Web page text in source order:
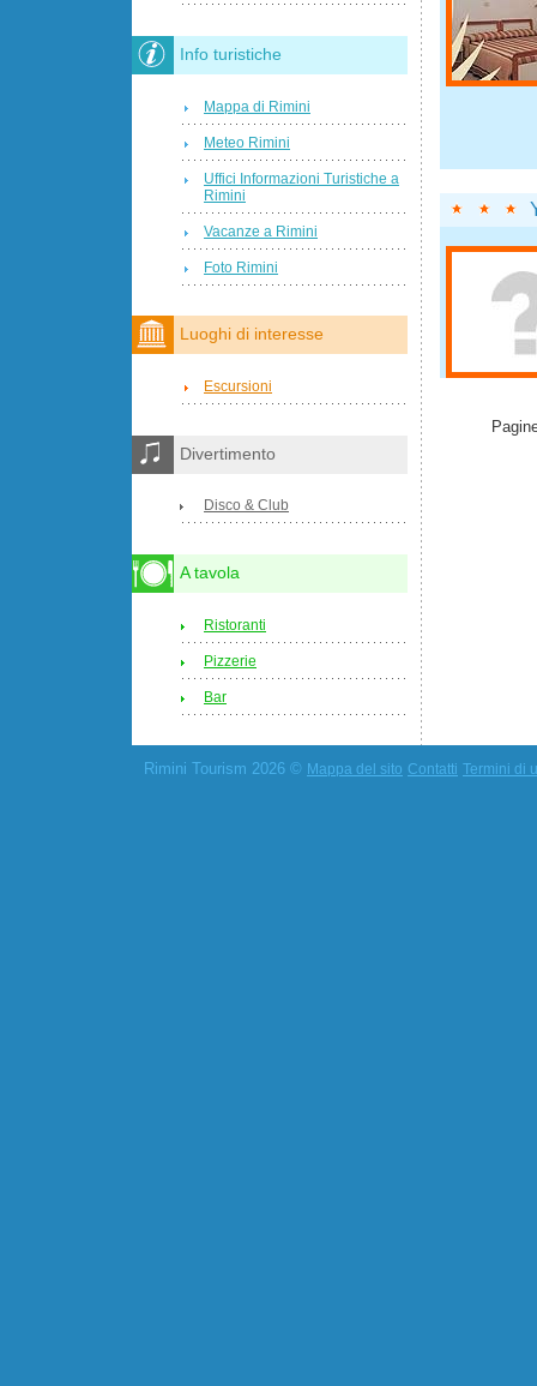
Info turistiche
Mappa di Rimini
Meteo Rimini
Uffici Informazioni Turistiche a
Rimini
Vacanze a Rimini
Foto Rimini
Luoghi di interesse
Escursioni
Divertimento
Disco & Club
A tavola
Ristoranti
Pizzerie
Bar
Rimini Tourism 2026 © Mappa del sito Contatti Termini di